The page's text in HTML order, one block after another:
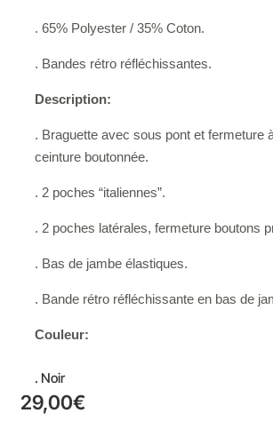
. 65% Polyester / 35% Coton.
. Bandes rétro réfléchissantes.
Description:
. Braguette avec sous pont et fermeture
ceinture boutonnée.
. 2 poches “italiennes”.
. 2 poches latérales, fermeture boutons
. Bas de jambe élastiques.
. Bande rétro réfléchissante en bas de
Couleur:
. Noir
29,00€